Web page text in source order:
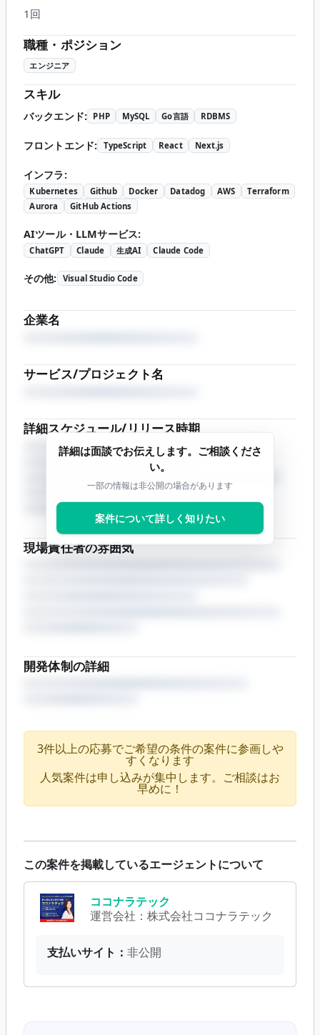
1回
職種・ポジション
エンジニア
スキル
バックエンド: PHP MySQL Go言語 RDBMS
フロントエンド: TypeScript React Next.js
インフラ:
Kubernetes Github Docker Datadog AWS
Terraform
Aurora
GitHub Actions
AIツール・LLMサービス:
ChatGPT Claude 生成AI Claude Code
その他: Visual Studio Code
企業名
サービス/プロジェクト名
詳細スケジュール/リリース時期
現場責任者の雰囲気
開発体制の詳細
詳細は面談でお伝えします。ご相談くださ
い。
一部の情報は非公開の場合があります
案件について詳しく知りたい
3件以上の応募でご希望の条件の案件に参画しや
すくなります
人気案件は申し込みが集中します。ご相談はお
早めに！
この案件を掲載しているエージェントについて
ココナラテック
運営会社： 株式会社ココナラテック
支払いサイト： 非公開